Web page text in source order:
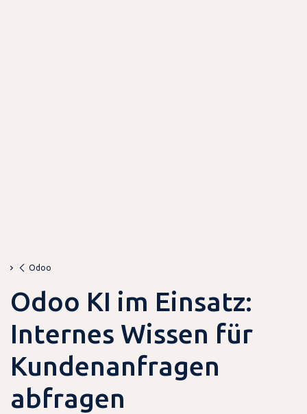
Odoo
Odoo KI im Einsatz:
Internes Wissen für
Kundenanfragen
abfragen